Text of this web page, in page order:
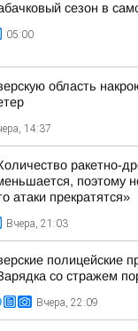
сезон в
05:00
область
14:37
ракетно-
поэтому
атаки прекратятся»
Вчера, 21:03
полицейские
со стражем
Вчера, 22:09